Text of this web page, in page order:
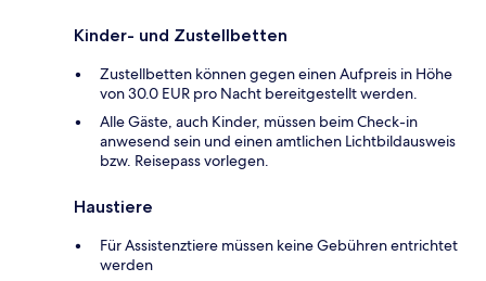
Kinder- und Zustellbetten
Zustellbetten können gegen einen Aufpreis in Höhe
von 30.0 EUR pro Nacht bereitgestellt werden.
Alle Gäste, auch Kinder, müssen beim Check-in
anwesend sein und einen amtlichen Lichtbildausweis
bzw. Reisepass vorlegen.
Haustiere
Für Assistenztiere müssen keine Gebühren entrichtet
werden